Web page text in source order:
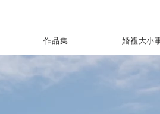
作品集 婚禮大小